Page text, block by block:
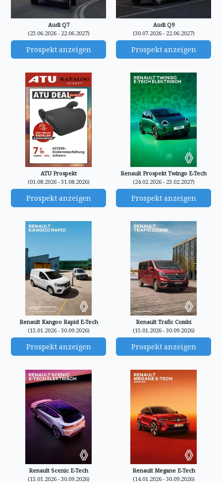
Audi Q7
(23.06.2026 - 22.06.2027)
Prospekt anzeigen
Audi Q9
(30.07.2026 - 22.06.2027)
Prospekt anzeigen
ATU Prospekt
(01.08.2026 - 31.08.2026)
Prospekt anzeigen
Renault Prospekt Twingo E-Tech
(24.02.2026 - 23.02.2027)
Prospekt anzeigen
Renault Kangoo Rapid E-Tech
(15.01.2026 - 30.09.2026)
Prospekt anzeigen
Renault Trafic Combi
(15.01.2026 - 30.09.2026)
Prospekt anzeigen
Renault Scenic E-Tech
(15.01.2026 - 30.09.2026)
Renault Megane E-Tech
(14.01.2026 - 30.09.2026)